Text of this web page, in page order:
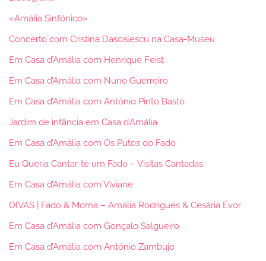
«Amália Sinfónico»
Concerto com Cristina Dascalescu na Casa-Museu
Em Casa d’Amália com Henrique Feist
Em Casa d’Amália com Nuno Guerreiro
Em Casa d’Amália com António Pinto Basto
Jardim de infância em Casa d’Amália
Em Casa d’Amália com Os Putos do Fado
Eu Queria Cantar-te um Fado – Visitas Cantadas
Em Casa d’Amália com Viviane
DIVAS | Fado & Morna – Amália Rodrigues & Cesária Évor
Em Casa d’Amália com Gonçalo Salgueiro
Em Casa d’Amália com António Zambujo